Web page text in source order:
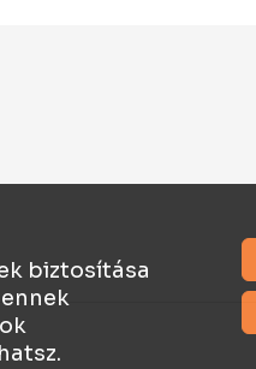
biztosítása